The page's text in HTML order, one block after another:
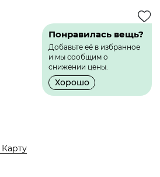
Понравилась вещь?
Добавьте её в избранное
и мы сообщим о
снижении цены.
Хорошо